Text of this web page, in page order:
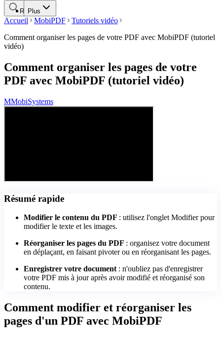
Plus
Rechercher
Accueil MobiPDF
Tutoriels vidéo
Comment organiser les pages de votre PDF avec MobiPDF (tutoriel
vidéo)
Comment organiser les pages de votre
PDF avec MobiPDF (tutoriel vidéo)
MMobiSystems
Résumé rapide
Modifier le contenu du PDF : utilisez l'onglet Modifier pour
modifier le texte et les images.
Réorganiser les pages du PDF : organisez votre document
en déplaçant, en faisant pivoter ou en réorganisant les pages.
Enregistrer votre document : n'oubliez pas d'enregistrer
votre PDF mis à jour après avoir modifié et réorganisé son
contenu.
Comment modifier et réorganiser les
pages d'un PDF avec MobiPDF